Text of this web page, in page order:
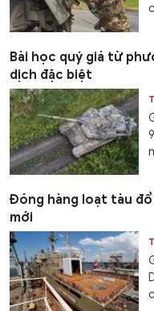
Bài học quý giá từ
dịch đặc biệt
Đóng hàng loạt tàu đổ
mới